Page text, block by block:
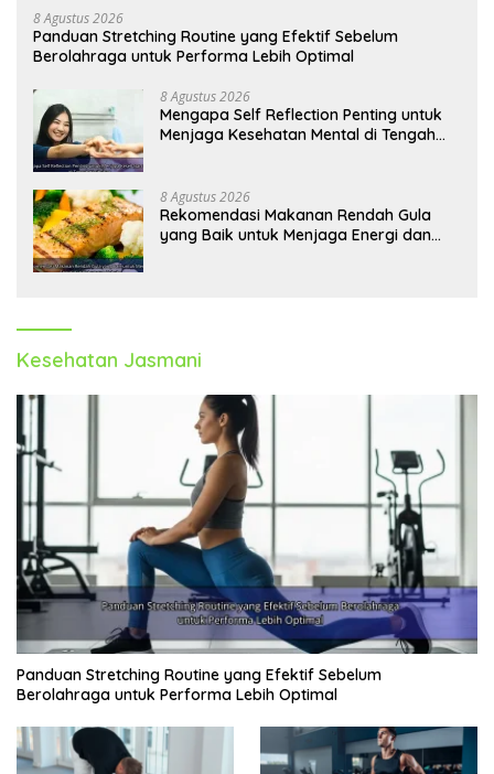
8 Agustus 2026
Panduan Stretching Routine yang Efektif Sebelum
Berolahraga untuk Performa Lebih Optimal
8 Agustus 2026
Mengapa Self Reflection Penting untuk
Menjaga Kesehatan Mental di Tengah
8 Agustus 2026
Rekomendasi Makanan Rendah Gula
yang Baik untuk Menjaga Energi dan
Kesehatan Jasmani
Panduan Stretching Routine yang Efektif Sebelum
Berolahraga untuk Performa Lebih Optimal